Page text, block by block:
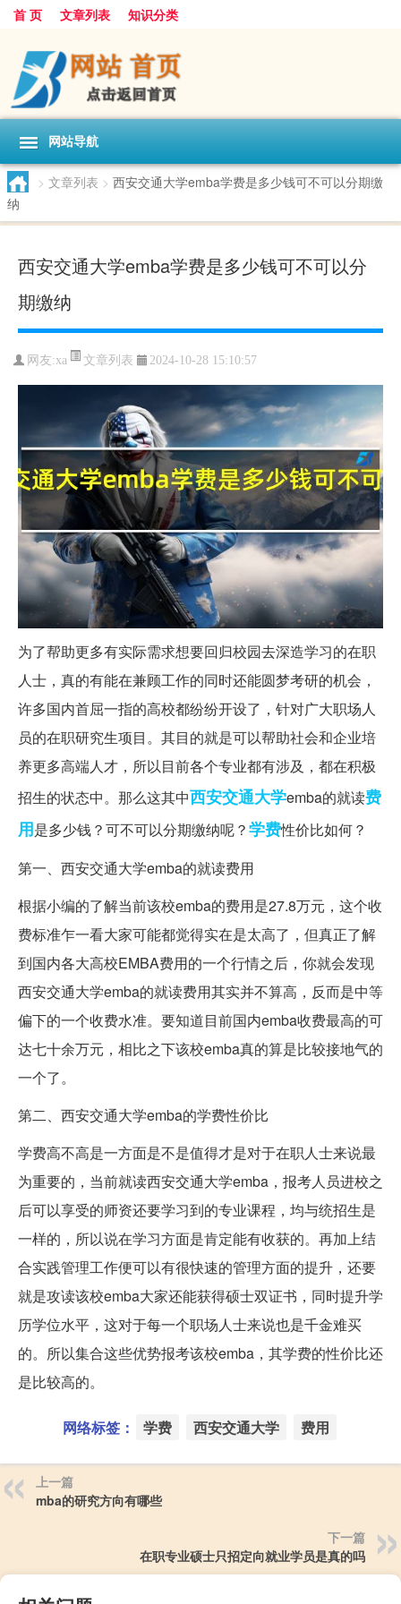
首 页 文章列表 知识分类
网站导航
> 文章列表 > 西安交通大学emba学费是多少钱可不可以分期缴
纳
西安交通大学emba学费是多少钱可不可以分
期缴纳
网友:xa 文章列表 2024-10-28 15:10:57
为了帮助更多有实际需求想要回归校园去深造学习的在职
人士，真的有能在兼顾工作的同时还能圆梦考研的机会，
许多国内首屈一指的高校都纷纷开设了，针对广大职场人
员的在职研究生项目。其目的就是可以帮助社会和企业培
养更多高端人才，所以目前各个专业都有涉及，都在积极
招生的状态中。那么这其中西安交通大学emba的就读费
用是多少钱？可不可以分期缴纳呢？学费性价比如何？
第一、西安交通大学emba的就读费用
根据小编的了解当前该校emba的费用是27.8万元，这个收
费标准乍一看大家可能都觉得实在是太高了，但真正了解
到国内各大高校EMBA费用的一个行情之后，你就会发现
西安交通大学emba的就读费用其实并不算高，反而是中等
偏下的一个收费水准。要知道目前国内emba收费最高的可
达七十余万元，相比之下该校emba真的算是比较接地气的
一个了。
第二、西安交通大学emba的学费性价比
学费高不高是一方面是不是值得才是对于在职人士来说最
为重要的，当前就读西安交通大学emba，报考人员进校之
后可以享受的师资还要学习到的专业课程，均与统招生是
一样的，所以说在学习方面是肯定能有收获的。再加上结
合实践管理工作便可以有很快速的管理方面的提升，还要
就是攻读该校emba大家还能获得硕士双证书，同时提升学
历学位水平，这对于每一个职场人士来说也是千金难买
的。所以集合这些优势报考该校emba，其学费的性价比还
是比较高的。
网络标签： 学费 西安交通大学 费用
上一篇
mba的研究方向有哪些
下一篇
在职专业硕士只招定向就业学员是真的吗